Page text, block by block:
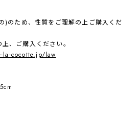
のため、性質をご理解の上ご購入くだ
、ご購入ください。
la-cocotte.jp/law